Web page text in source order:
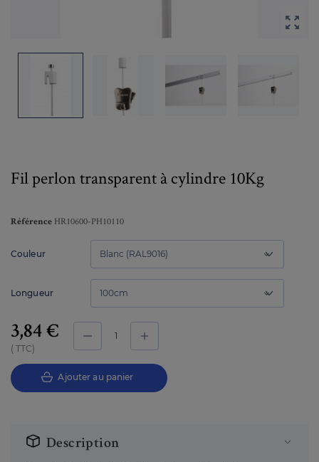

Fil perlon transparent à cylindre 10Kg
Référence HR10600-PH10110
Couleur
Longueur
3,84 €
TTC
Ajouter au panier
Description